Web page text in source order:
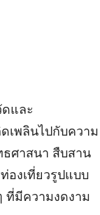
และ
เพลินไปกับความ
ธศาสนา สืบสาน
องเที่ยวรูปแบบ
ที่มีความงดงาม